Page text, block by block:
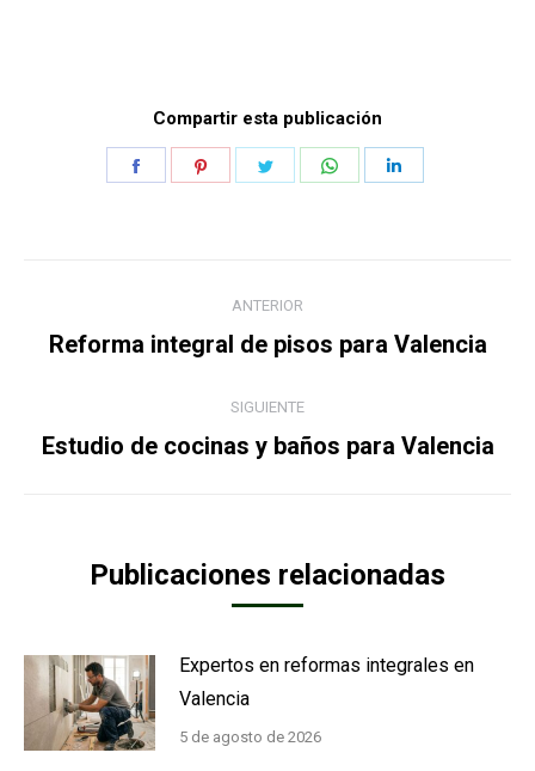
Compartir esta publicación
entre
publicaciones
ANTERIOR
Publicación
Reforma integral de pisos para Valencia
SIGUIENTE
Publicación
Estudio de cocinas y baños para Valencia
Publicaciones relacionadas
Expertos en reformas integrales en
Valencia
5 de agosto de 2026